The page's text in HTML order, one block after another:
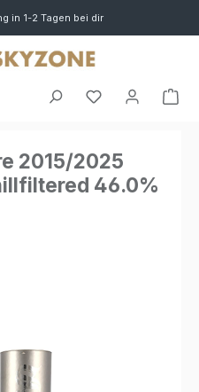
in 1-2 Tagen bei dir
2015/2025
46.0%